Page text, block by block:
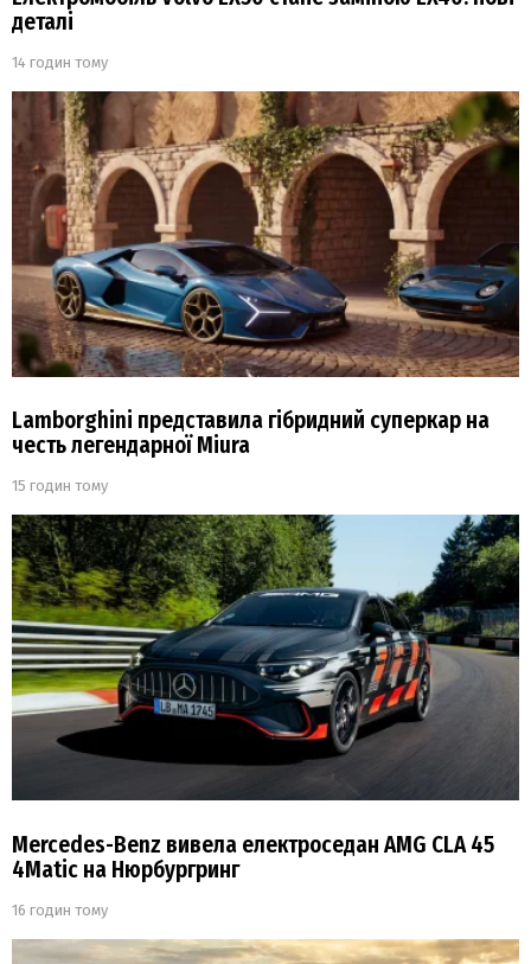
деталі
14 годин тому
Lamborghini представила гібридний суперкар на
честь легендарної Miura
15 годин тому
Mercedes-Benz вивела електроседан AMG CLA 45
4Matic на Нюрбургринг
16 годин тому